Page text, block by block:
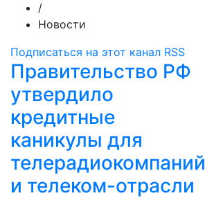
/
Новости
Подписаться на этот канал RSS
Правительство РФ
утвердило
кредитные
каникулы для
телерадиокомпаний
и телеком-отрасли